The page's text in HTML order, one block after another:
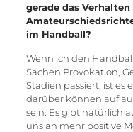
gerade das
im Handball?
Wenn ich den
Sachen Provokation,
Stadien passiert, ist es
darüber können auf
sein. Es gibt natürlich
uns an mehr positive